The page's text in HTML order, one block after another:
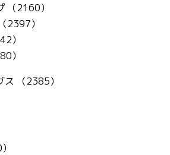
（2160）
2397）
）
）
（2385）